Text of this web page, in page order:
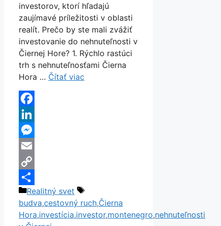
investorov, ktorí hľadajú
zaujímavé príležitosti v oblasti
realít. Prečo by ste mali zvážiť
investovanie do nehnuteľnosti v
Čiernej Hore? 1. Rýchlo rastúci
trh s nehnuteľnosťami Čierna
Hora … Čítať viac
Facebook
LinkedIn
Messenger
Email
Copy
Link
Share
Kategórie
Realitný svet
Značky
budva,cestovný ruch,Čierna
Hora,investícia,investor,montenegro,nehnuteľnosti